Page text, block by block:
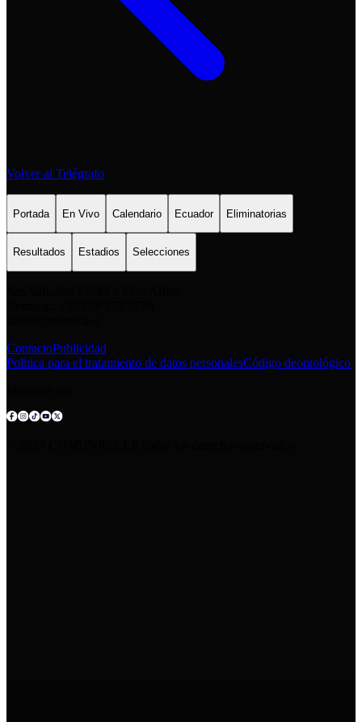
Volver al Telégrafo
Portada En Vivo Calendario Ecuador Eliminatorias
Resultados Estadios Selecciones
ContactoPublicidad
Política para el tratamiento de datos personalesCódigo deontológico